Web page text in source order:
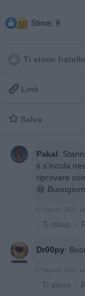
Stime: 9
Ti stimo fratello
 Link
 Salva
Pakal:
ti s'incula
riprovare
17 Agosto 2021
· Ti stimo ·
Dr00py:
17 Agosto 2021
· Ti stimo ·